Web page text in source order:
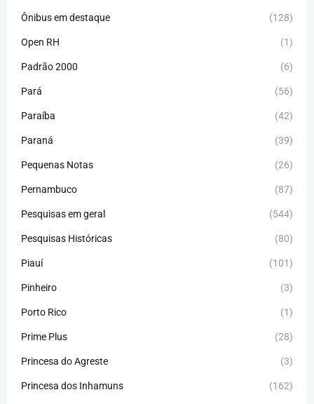
Ônibus em destaque (128)
Open RH (1)
Padrão 2000 (6)
Pará (56)
Paraíba (42)
Paraná (39)
Pequenas Notas (26)
Pernambuco (87)
Pesquisas em geral (544)
Pesquisas Históricas (80)
Piauí (101)
Pinheiro (3)
Porto Rico (1)
Prime Plus (28)
Princesa do Agreste (3)
Princesa dos Inhamuns (162)